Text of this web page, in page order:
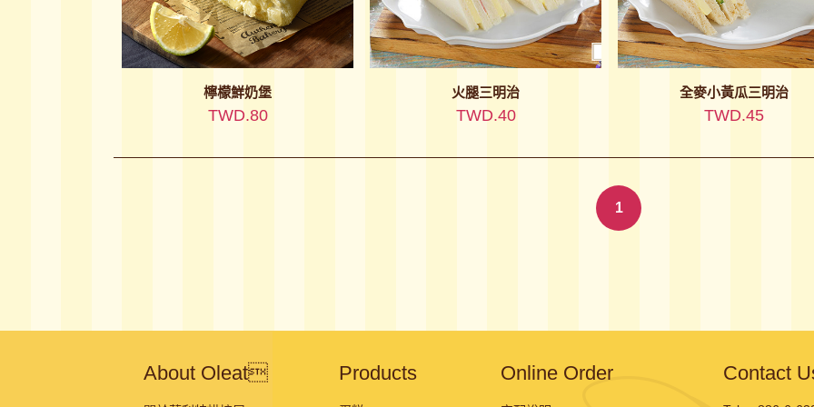
檸檬鮮奶堡
TWD.80
火腿三明治
TWD.40
全麥小黃瓜三明治
TWD.45
1
Contact
About Oleat Products Online Order